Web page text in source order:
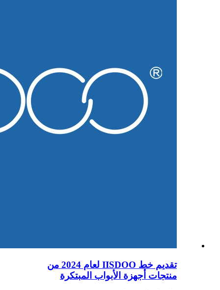
تقديم خط IISDOO لعام 2024 من
منتجات أجهزة الأبواب المبتكرة